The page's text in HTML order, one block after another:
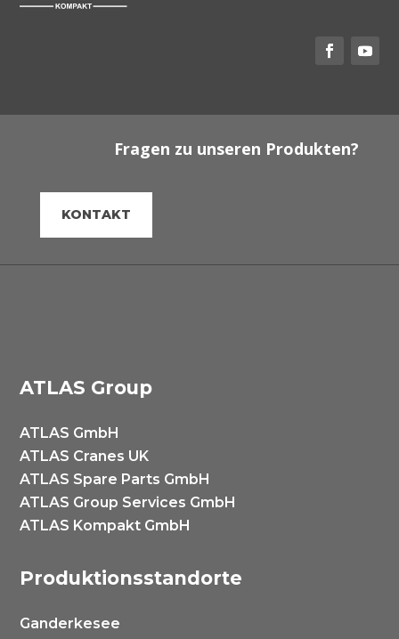
Fragen zu unseren Produkten?
KONTAKT
ATLAS Group
ATLAS GmbH
ATLAS Cranes UK
ATLAS Spare Parts GmbH
ATLAS Group Services GmbH
ATLAS Kompakt GmbH
Produktionsstandorte
Ganderkesee